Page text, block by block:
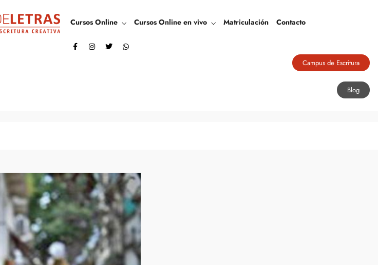
Cursos Online Cursos Online en vivo Matriculación Contacto
Campus de Escritura
Blog